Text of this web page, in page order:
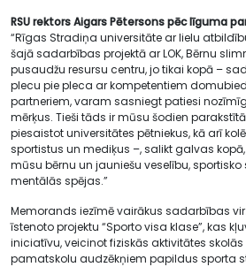
RSU rektors Aigars Pētersons pēc līguma
“Rīgas Stradiņa universitāte ar lielu
šajā sadarbības projektā ar LOK, Bērnu
pusaudžu resursu centru, jo tikai kopā –
plecu pie pleca ar kompetentiem
partneriem, varam sasniegt patiesi
mērķus. Tieši tāds ir mūsu šodien
piesaistot universitātes pētniekus, kā arī
sportistus un mediķus –, salikt galvas
mūsu bērnu un jauniešu veselību,
mentālās spējas.”
Memorands iezīmē vairākus sadarbības
īstenoto projektu “Sporto visa klase”, kas
iniciatīvu, veicinot fiziskās aktivitātes
pamatskolu audzēkņiem papildus sporta